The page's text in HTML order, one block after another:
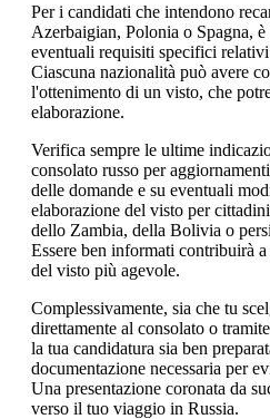
Per i candidati che intendono
Azerbaigian, Polonia o Spagna,
eventuali requisiti specifici
Ciascuna nazionalità può avere
l'ottenimento di un visto, che
elaborazione.
Verifica sempre le ultime
consolato russo per
delle domande e su eventuali
elaborazione del visto per
dello Zambia, della Bolivia o
Essere ben informati contribuirà
del visto più agevole.
Complessivamente, sia che tu
direttamente al consolato o
la tua candidatura sia ben
documentazione necessaria per
Una presentazione coronata da
verso il tuo viaggio in Russia.